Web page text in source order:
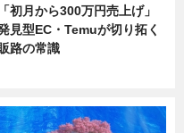
「初月から300万円売上げ」
見型EC・Temuが切り拓く
販路の常識